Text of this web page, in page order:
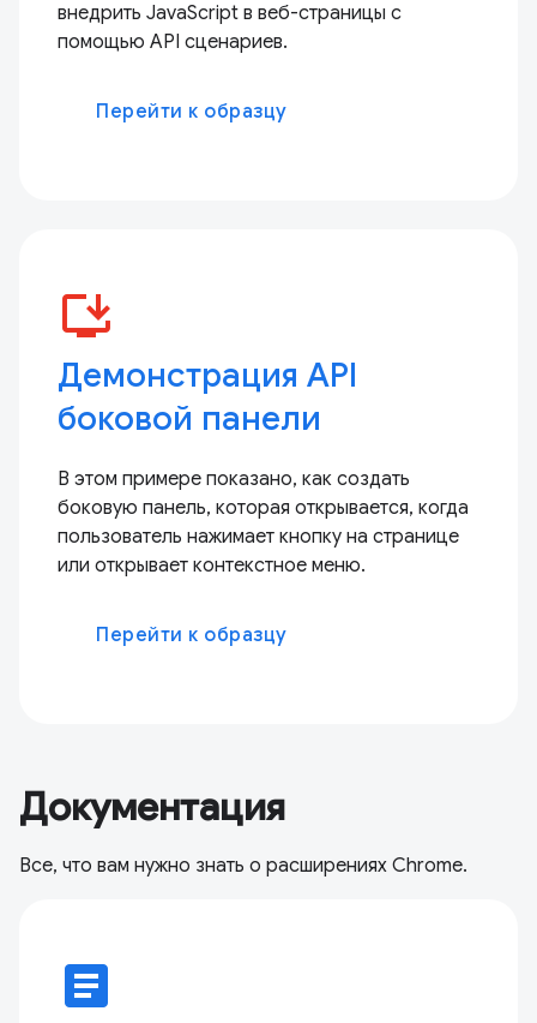
внедрить JavaScript в веб-страницы с
помощью API сценариев.
Перейти к образцу
install_desktop
Демонстрация API
боковой панели
В этом примере показано, как создать
боковую панель, которая открывается, когда
пользователь нажимает кнопку на странице
или открывает контекстное меню.
Перейти к образцу
Документация
Все, что вам нужно знать о расширениях Chrome.
article